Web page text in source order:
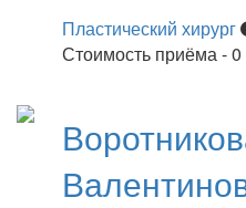
Пластический хирург
Стоимость приёма - 0